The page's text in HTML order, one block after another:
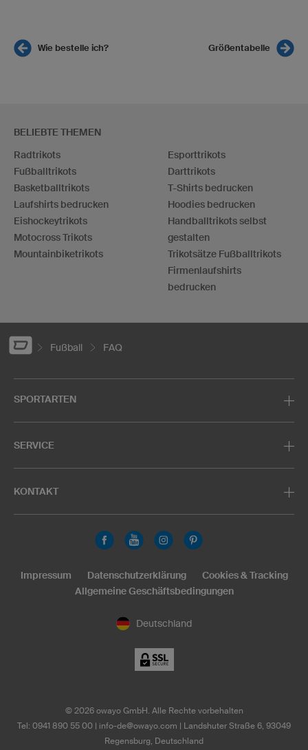
Wie bestelle ich? Größentabelle
BELIEBTE THEMEN
Radtrikots
Fußballtrikots
Basketballtrikots
Laufshirts bedrucken
Eishockeytrikots
Motocross Trikots
Mountainbiketrikots
Esporttrikots
Darttrikots
T-Shirts bedrucken
Hoodies bedrucken
Handballtrikots selbst
gestalten
Trikotsätze Fußballtrikots
Firmenlaufshirts
bedrucken
Fußball FAQ
SPORTARTEN
SERVICE
KONTAKT
Deutschland
Impressum Datenschutzerklärung
Cookies & Tracking
Allgemeine Geschäftsbedingungen
© 2026owayo GmbH. Alle Rechte vorbehalten
Tel: 0941 890 55 00
info-de@owayo.com | Landshuter Straße 6, 93049
Regensburg, Deutschland